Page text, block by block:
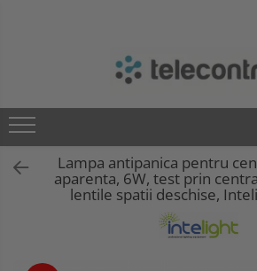
Teletask
Artsound
Intelight
Hikvision
Lampa antipanica pentru
aparenta, 6W, test prin
lentile spatii deschise,